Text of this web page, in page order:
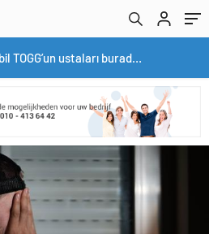
Yerli otomobil TOGG’un ustaları burada yetişecek